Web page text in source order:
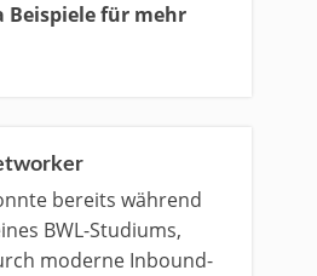
Beispiele für mehr
bereits während
BWL-Studiums,
moderne Inbound-